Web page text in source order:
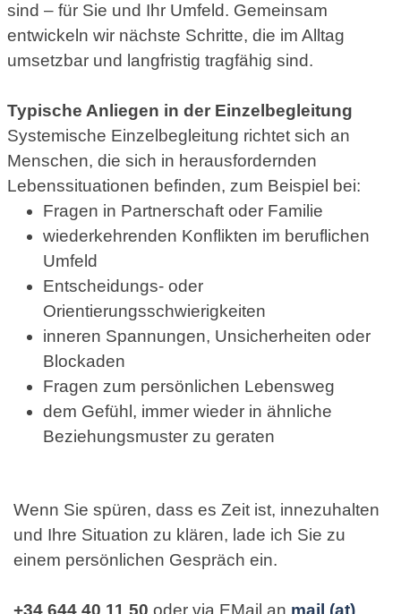
sind – für Sie und Ihr Umfeld. Gemeinsam
entwickeln wir nächste Schritte, die im Alltag
umsetzbar und langfristig tragfähig sind.
Typische Anliegen in der Einzelbegleitung
Systemische Einzelbegleitung richtet sich an
Menschen, die sich in herausfordernden
Lebenssituationen befinden, zum Beispiel bei:
Fragen in Partnerschaft oder Familie
wiederkehrenden Konflikten im beruflichen
Umfeld
Entscheidungs- oder
Orientierungsschwierigkeiten
inneren Spannungen, Unsicherheiten oder
Blockaden
Fragen zum persönlichen Lebensweg
dem Gefühl, immer wieder in ähnliche
Beziehungsmuster zu geraten
Wenn Sie spüren, dass es Zeit ist, innezuhalten
und Ihre Situation zu klären, lade ich Sie zu
einem persönlichen Gespräch ein.
+34 644 40 11 50 oder via EMail an mail (at)